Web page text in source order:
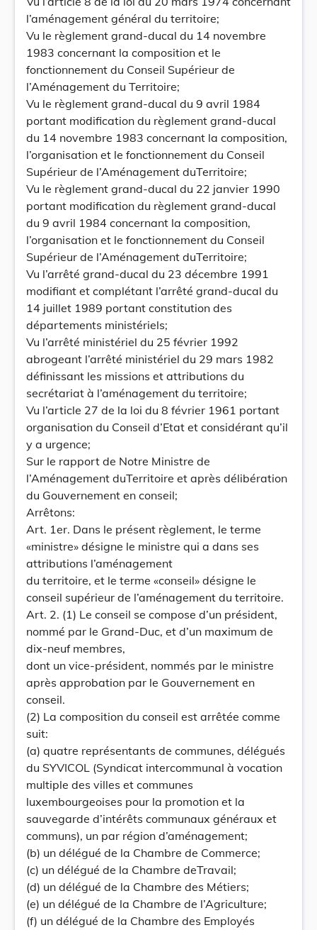
l’aménagement général du territoire;
Vu le règlement grand-ducal du 14 novembre
1983 concernant la composition et le
fonctionnement du Conseil Supérieur de
l’Aménagement du Territoire;
Vu le règlement grand-ducal du 9 avril 1984
portant modification du règlement grand-ducal
du 14 novembre 1983 concernant la composition,
l’organisation et le fonctionnement du Conseil
Supérieur de l’Aménagement duTerritoire;
Vu le règlement grand-ducal du 22 janvier 1990
portant modification du règlement grand-ducal
du 9 avril 1984 concernant la composition,
l’organisation et le fonctionnement du Conseil
Supérieur de l’Aménagement duTerritoire;
Vu l’arrêté grand-ducal du 23 décembre 1991
modifiant et complétant l’arrêté grand-ducal du
14 juillet 1989 portant constitution des
départements ministériels;
Vu l’arrêté ministériel du 25 février 1992
abrogeant l’arrêté ministériel du 29 mars 1982
définissant les missions et attributions du
secrétariat à l’aménagement du territoire;
Vu l’article 27 de la loi du 8 février 1961 portant
organisation du Conseil d’Etat et considérant qu’il
y a urgence;
Sur le rapport de Notre Ministre de
l’Aménagement duTerritoire et après délibération
du Gouvernement en conseil;
Arrêtons:
Art. 1er. Dans le présent règlement, le terme
«ministre» désigne le ministre qui a dans ses
attributions l’aménagement
du territoire, et le terme «conseil» désigne le
conseil supérieur de l’aménagement du territoire.
Art. 2. (1) Le conseil se compose d’un président,
nommé par le Grand-Duc, et d’un maximum de
dix-neuf membres,
dont un vice-président, nommés par le ministre
après approbation par le Gouvernement en
conseil.
(2) La composition du conseil est arrêtée comme
suit:
(a) quatre représentants de communes, délégués
du SYVICOL (Syndicat intercommunal à vocation
multiple des villes et communes
luxembourgeoises pour la promotion et la
sauvegarde d’intérêts communaux généraux et
communs), un par région d’aménagement;
(b) un délégué de la Chambre de Commerce;
(c) un délégué de la Chambre deTravail;
(d) un délégué de la Chambre des Métiers;
(e) un délégué de la Chambre de l’Agriculture;
(f) un délégué de la Chambre des Employés